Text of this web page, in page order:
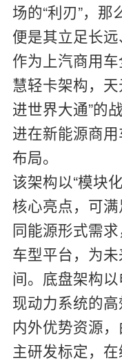
场的“利刃”，那
便是其立足长远
作为上汽商用
慧轻卡架构，
进世界大通”的
进在新能源商
布局。
该架构以“模块
核心亮点，可
同能源形式需
车型平台，为
间。底盘架构
现动力系统的
内外优势资源
主研发标定，